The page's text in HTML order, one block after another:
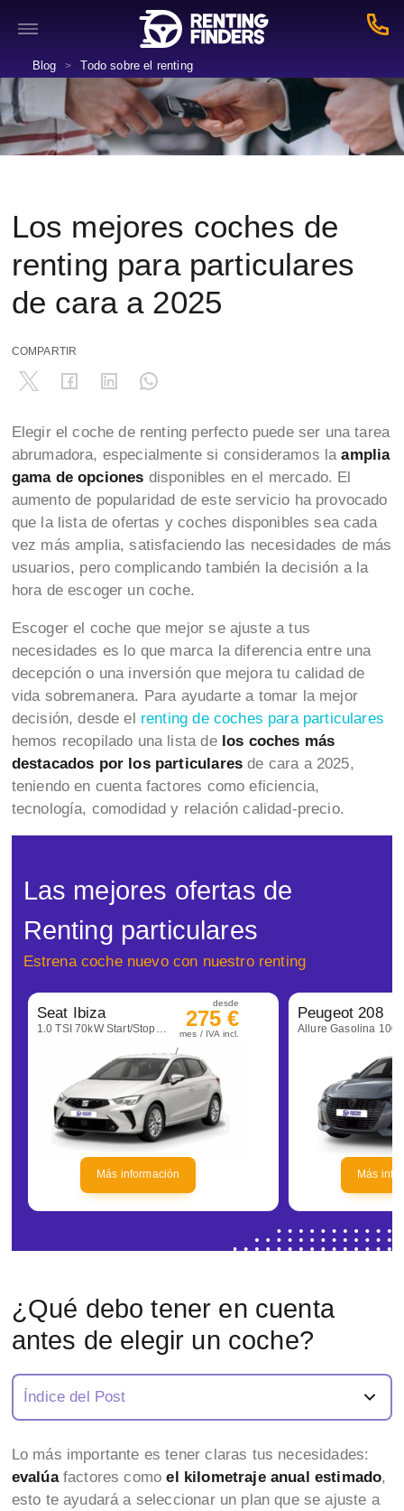
Blog > Todo sobre el renting
Los mejores coches de
renting para particulares
de cara a 2025
COMPARTIR
Elegir el coche de renting perfecto puede ser una tarea
abrumadora, especialmente si consideramos laamplia
gama de opciones disponibles en el mercado. El
aumento de popularidad de este servicio ha provocado
que la lista de ofertas y coches disponibles sea cada
vez más amplia, satisfaciendo las necesidades de más
usuarios, pero complicando también la decisión a la
hora de escoger un coche.
Escoger el coche que mejor se ajuste a tus
necesidades es lo que marca la diferencia entre una
decepción o una inversión que mejora tu calidad de
vida sobremanera. Para ayudarte a tomar la mejor
decisión, desde el renting de coches para particulares
hemos recopilado una lista de los coches más
destacados por los particulares de cara a 2025,
teniendo en cuenta factores como eficiencia,
tecnología, comodidad y relación calidad-precio.
Las mejores ofertas de
Renting particulares
Estrena coche nuevo con nuestro renting
Seat Ibiza
desde
275 €
mes / IVA incl.
Más información
Peugeot 208
Más
¿Qué debo tener en cuenta
antes de elegir un coche?
Índice del Post
Lo más importante es tener claras tus necesidades:
evalúa factores como el kilometraje anual estimado,
esto te ayudará a seleccionar un plan que se ajuste a